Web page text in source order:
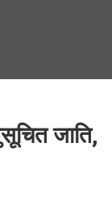
जाति,